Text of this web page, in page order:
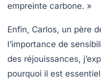
empreinte carbone. »
Enfin, Carlos, un père
l’importance de
des réjouissances,
pourquoi il est